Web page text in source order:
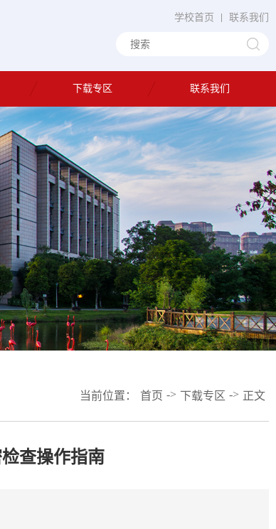
学校首页 联系我们
下载专区 联系我们
当前位置： 首页 -> 下载专区 -> 正文
查操作指南